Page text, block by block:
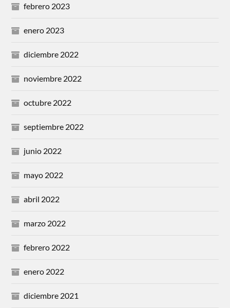
febrero 2023
enero 2023
diciembre 2022
noviembre 2022
octubre 2022
septiembre 2022
junio 2022
mayo 2022
abril 2022
marzo 2022
febrero 2022
enero 2022
diciembre 2021